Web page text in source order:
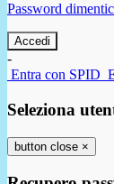
Password
-
Entra con SPID
Seleziona
button close ×